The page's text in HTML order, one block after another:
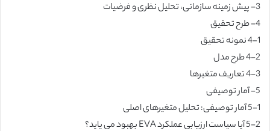
3- پیش زمینه سازمانی، تحلیل نظری و فرضیات
4- طرح تحقیق
4-1 نمونه تحقیق
4-2 طرح مدل
4-3 تعاریف متغیرها
5- آمار توصیفی
5-1 آمار توصیفی: تحلیل متغیرهای اصلی
5-2 آیا سیاست ارزیابی عملکرد EVA بهبود می یاید؟